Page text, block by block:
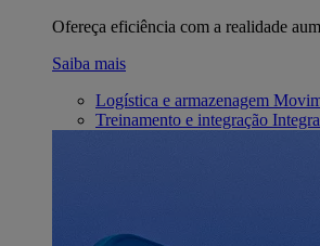
Ofereça eficiência com a realidade
Saiba mais
Logística e armazenagem
Treinamento e integração